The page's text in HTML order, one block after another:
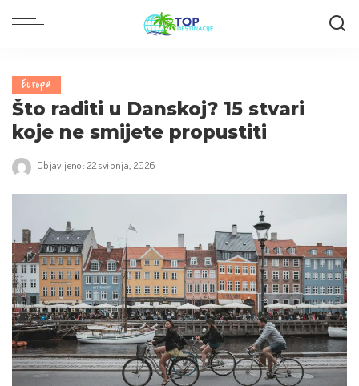
Europa
Što raditi u Danskoj? 15 stvari
koje ne smijete propustiti
Objavljeno: 22 svibnja, 2026